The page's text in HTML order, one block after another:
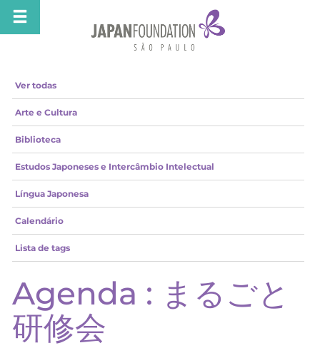
Ver todas
Arte e Cultura
Biblioteca
Estudos Japoneses e Intercâmbio Intelectual
Língua Japonesa
Calendário
Lista de tags
Agenda : まるごと
研修会